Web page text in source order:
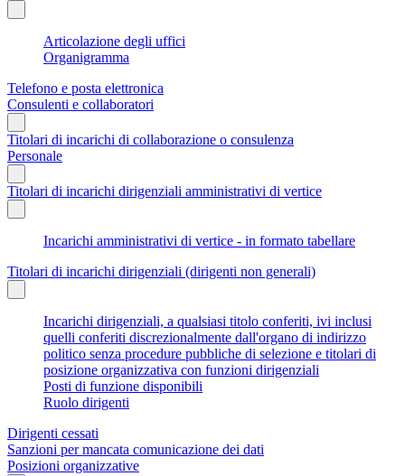
Articolazione degli uffici
Organigramma
Telefono e posta elettronica
Consulenti e collaboratori
Titolari di incarichi di collaborazione o consulenza
Personale
Titolari di incarichi dirigenziali amministrativi di vertice
Incarichi amministrativi di vertice - in formato tabellare
Titolari di incarichi dirigenziali (dirigenti non generali)
Incarichi dirigenziali, a qualsiasi titolo conferiti, ivi inclusi
quelli conferiti discrezionalmente dall'organo di indirizzo
politico senza procedure pubbliche di selezione e titolari di
posizione organizzativa con funzioni dirigenziali
Posti di funzione disponibili
Ruolo dirigenti
Dirigenti cessati
Sanzioni per mancata comunicazione dei dati
Posizioni organizzative